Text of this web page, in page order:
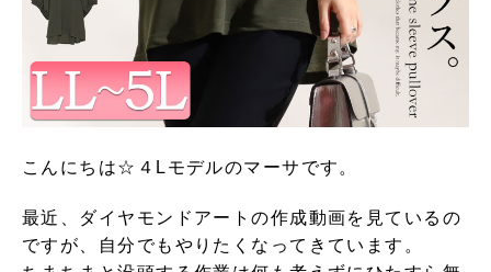
こんにちは☆４Lモデルのマーサです。
最近、ダイヤモンドアートの作成動画を見ているの
ですが、自分でもやりたくなってきています。